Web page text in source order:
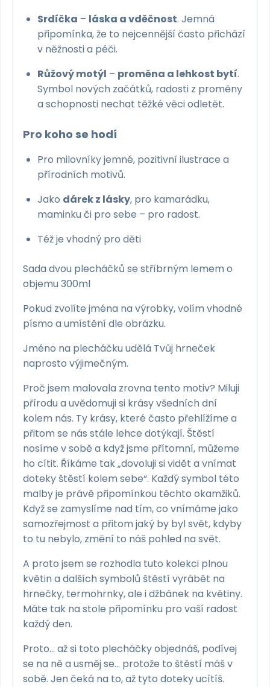
Srdíčka – láska a vděčnost. Jemná
připomínka, že to nejcennější často přichází
v něžnosti a péči.
Růžový motýl – proměna a lehkost bytí.
Symbol nových začátků, radosti z proměny
a schopnosti nechat těžké věci odletět.
Pro koho se hodí
Pro milovníky jemné, pozitivní ilustrace a
přírodních motivů.
Jako dárek z lásky, pro kamarádku,
maminku či pro sebe – pro radost.
Též je vhodný pro děti
Sada dvou plecháčků se stříbrným lemem o
objemu 300ml
Pokud zvolíte jména na výrobky, volím vhodné
písmo a umístění dle obrázku.
Jméno na plecháčku udělá Tvůj hrneček
naprosto výjimečným.
Proč jsem malovala zrovna tento motiv? Miluji
přírodu a uvědomuji si krásy všedních dní
kolem nás. Ty krásy, které často přehlížíme a
přitom se nás stále lehce dotýkají. Štěstí
nosíme v sobě a když jsme přítomní, můžeme
ho cítit. Říkáme tak „dovoluji si vidět a vnímat
doteky štěstí kolem sebe“. Každý symbol této
malby je právě připomínkou těchto okamžiků.
Když se zamyslíme nad tím, co vnímáme jako
samozřejmost a přitom jaký by byl svět, kdyby
to tu nebylo, změní to náš pohled na svět.
A proto jsem se rozhodla tuto kolekci plnou
květin a dalších symbolů štěstí vyrábět na
hrnečky, termohrnky, ale i džbánek na květiny.
Máte tak na stole připomínku pro vaší radost
každý den.
Proto… až si toto plecháčky objednáš, podívej
se na ně a usměj se… protože to štěstí máš v
sobě. Jen čeká na to, až tyto doteky ucítíš.